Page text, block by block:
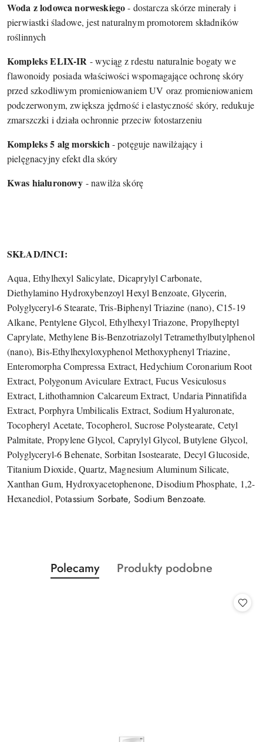
Woda z lodowca norweskiego- dostarcza skórze minerały i
pierwiastki śladowe, jest naturalnym promotorem składników
roślinnych
Kompleks ELIX-IR - wyciąg z rdestu naturalnie bogaty we
flawonoidy posiada właściwości wspomagające ochronę skóry
przed szkodliwym promieniowaniem UV oraz promieniowaniem
podczerwonym, zwiększa jędrność i elastyczność skóry, redukuje
zmarszczki i działa ochronnie przeciw fotostarzeniu
Kompleks 5 alg morskich - potęguje nawilżający i
pielęgnacyjny efekt dla skóry
Kwas hialuronowy - nawilża skórę
SKŁAD/INCI:
Aqua, Ethylhexyl Salicylate, Dicaprylyl Carbonate,
Diethylamino Hydroxybenzoyl Hexyl Benzoate, Glycerin,
Polyglyceryl-6 Stearate, Tris-Biphenyl Triazine (nano), C15-19
Alkane, Pentylene Glycol, Ethylhexyl Triazone, Propylheptyl
Caprylate, Methylene Bis-Benzotriazolyl Tetramethylbutylphenol
(nano), Bis-Ethylhexyloxyphenol Methoxyphenyl Triazine,
Enteromorpha Compressa Extract, Hedychium Coronarium Root
Extract, Polygonum Aviculare Extract, Fucus Vesiculosus
Extract, Lithothamnion Calcareum Extract, Undaria Pinnatifida
Extract, Porphyra Umbilicalis Extract, Sodium Hyaluronate,
Tocopheryl Acetate, Tocopherol, Sucrose Polystearate, Cetyl
Palmitate, Propylene Glycol, Caprylyl Glycol, Butylene Glycol,
Polyglyceryl-6 Behenate, Sorbitan Isostearate, Decyl Glucoside,
Titanium Dioxide, Quartz, Magnesium Aluminum Silicate,
Xanthan Gum, Hydroxyacetophenone, Disodium Phosphate, 1,2-
Hexanediol, Potassium Sorbate, Sodium Benzoate.
Pomiń karuzelę produktów
Produkty
o
Polecamy
Produkty
Produkty podobne